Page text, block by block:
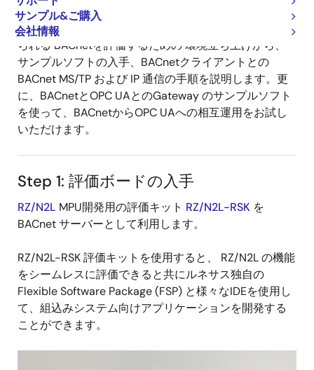
サンプル&ご購入
会社情報
BA(Building Automation)によるビル設備の通信に用い
られる BACnetを評価するための 環境立ち上げから、
サンプルソフトの入手、BACnetクライアントとの
BACnet MS/TP および IP 通信の手順を説明します。更
に、BACnetとOPC UAとのGateway のサンプルソフト
を使って、BACnetからOPC UAへの相互運用をお試し
いただけます。
Step 1: 評価ボードの入手
RZ/N2L MPU開発用の評価キット RZ/N2L-RSK を
BACnet サーバーとして利用します。
RZ/N2L-RSK 評価キットを使用すると、 RZ/N2L の機能
をシームレスに評価できると共にルネサス独自の
Flexible Software Package (FSP) と様々なIDEを使用し
て、組込みシステム向けアプリケーションを開発する
ことができます。